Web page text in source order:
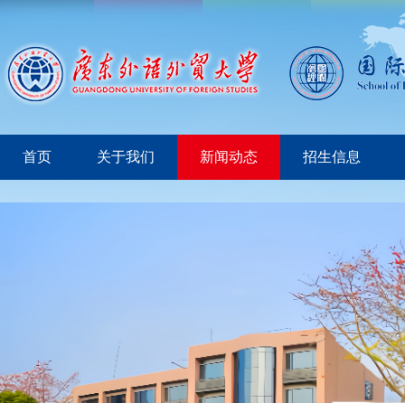
首页 关于我们 新闻动态 招生信息